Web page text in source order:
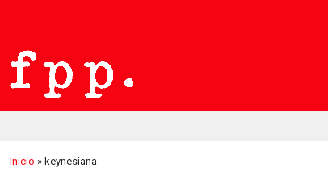
Inicio » keynesiana